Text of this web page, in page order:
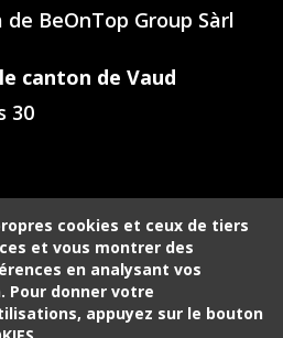
cookies et ceux de tiers
et vous montrer des
en analysant vos
Pour donner votre
appuyez sur le bouton
BeOnTop Group Sàrl
canton de Vaud
30